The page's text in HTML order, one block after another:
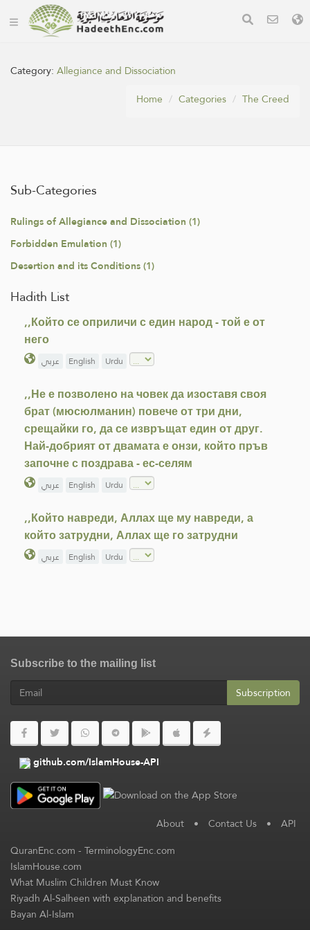
Category:Allegiance and Dissociation
Home
Categories The Creed
Sub-Categories
Rulings of Allegiance and Dissociation (1)
Forbidden Emulation (1)
Desertion and its Conditions (1)
Hadith List
,,Който се оприличи с един народ - той е от
него
عربي English Urdu
,,Не е позволено на човек да изоставя своя
брат (мюсюлманин) повече от три дни,
срещайки го, да се извръщат един от друг.
Най-добрият от двамата е онзи, който пръв
започне с поздрава - ес-селям
عربي English Urdu
,,Който навреди, Аллах ще му навреди, а
който затрудни, Аллах ще го затрудни
عربي English Urdu
Subscribe to the mailing list
Subscription
github.com/IslamHouse-API
About • Contact Us • API
QuranEnc.com-TerminologyEnc.com
IslamHouse.com
What Muslim Children Must Know
Riyadh Al-Salheen with explanation and benefits
Bayan Al-Islam